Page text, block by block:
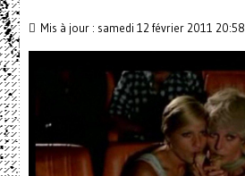
Mis à jour : samedi 12 février 2011 20:58